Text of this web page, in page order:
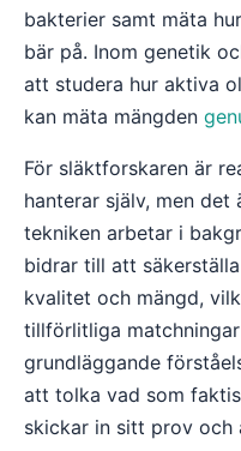
bakterier samt mäta
bär på. Inom genetik
att studera hur aktiva
kan mäta mängden
För släktforskaren är
hanterar själv, men
tekniken arbetar i
bidrar till att
kvalitet och mängd,
tillförlitliga
grundläggande
att tolka vad som
skickar in sitt prov och